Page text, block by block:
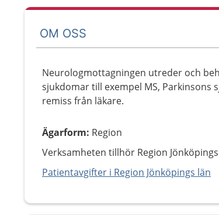
OM OSS
Neurologmottagningen utreder och
sjukdomar till exempel MS, Parkinsons
remiss från läkare.
Ägarform: Region
Verksamheten tillhör Region
Patientavgifter i Region Jönköpings län